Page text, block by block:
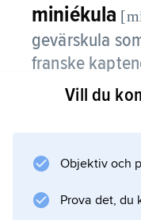
miniékula
gevärskula
franske
(1804–79)
krutgaserna
Därigenom fick
Vill du
Objektiv och
Prova det, du